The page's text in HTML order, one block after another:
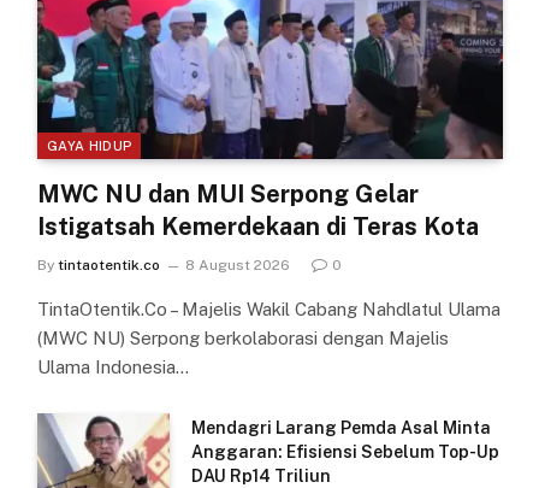
GAYA HIDUP
MWC NU dan MUI Serpong Gelar
Istigatsah Kemerdekaan di Teras Kota
By tintaotentik.co 8 August 2026 0
TintaOtentik.Co – Majelis Wakil Cabang Nahdlatul Ulama
(MWC NU) Serpong berkolaborasi dengan Majelis
Ulama Indonesia…
Mendagri Larang Pemda Asal Minta
Anggaran: Efisiensi Sebelum Top-Up
DAU Rp14 Triliun